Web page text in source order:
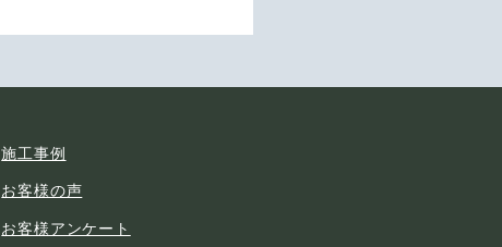
施工事例
お客様の声
お客様アンケート